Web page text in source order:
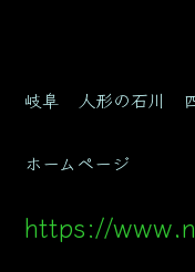
岐阜 人形の石川
ホームページ
https://